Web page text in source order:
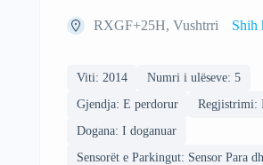
RXGF+25H, Vushtrri Shih
Viti: 2014
Numri i ulëseve: 5
Gjendja: E perdorur
Regjistrimi:
Dogana: I doganuar
Sensorët e Parkingut: Sensor Para